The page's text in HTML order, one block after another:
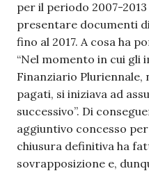
per il periodo 2007-
presentare documenti
fino al 2017. A cosa ha
“Nel momento in cui gli
Finanziario Pluriennale,
pagati, si iniziava ad
successivo”. Di
aggiuntivo concesso
chiusura definitiva ha
sovrapposizione e,